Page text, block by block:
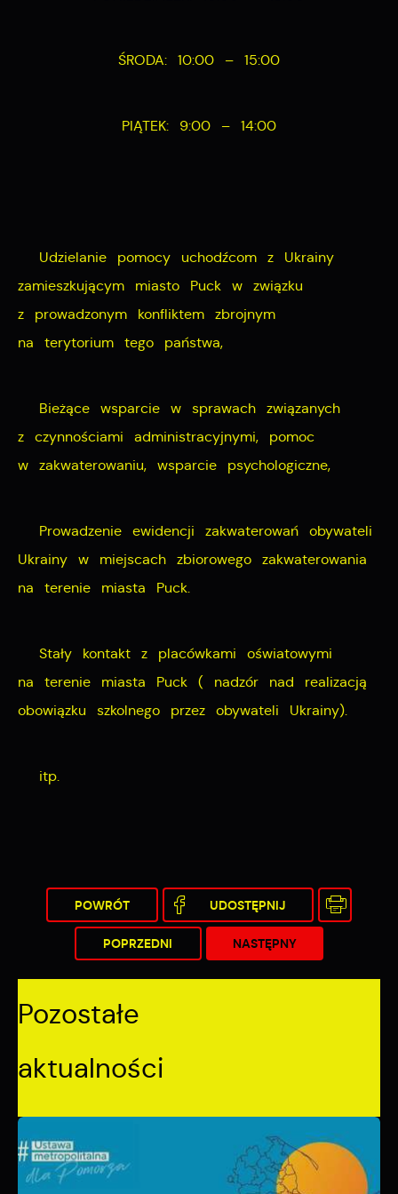
ŚRODA: 10:00 – 15:00
PIĄTEK: 9:00 – 14:00
Udzielanie pomocy uchodźcom z Ukrainy
zamieszkującym miasto Puck w związku
z prowadzonym konfliktem zbrojnym
na terytorium tego państwa,
Bieżące wsparcie w sprawach związanych
z czynnościami administracyjnymi, pomoc
w zakwaterowaniu, wsparcie psychologiczne,
Prowadzenie ewidencji zakwaterowań obywateli
Ukrainy w miejscach zbiorowego zakwaterowania
na terenie miasta Puck.
Stały kontakt z placówkami oświatowymi
na terenie miasta Puck ( nadzór nad realizacją
obowiązku szkolnego przez obywateli Ukrainy).
itp.
POWRÓT UDOSTĘPNIJ
POPRZEDNI NASTĘPNY
Pozostałe
aktualności
społecznościowych.